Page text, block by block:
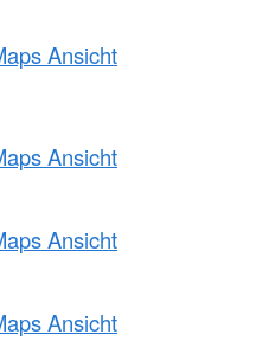
Ansicht
Ansicht
Ansicht
Ansicht